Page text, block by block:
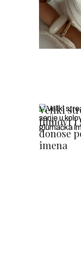
Veliki
filmovi i
donose
imena